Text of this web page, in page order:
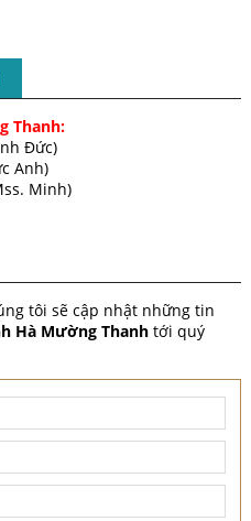
Thanh:
Đức)
Anh)
(Mss. Minh)​
tôi sẽ cập nhật những tin
Hà Mường Thanhtới quý